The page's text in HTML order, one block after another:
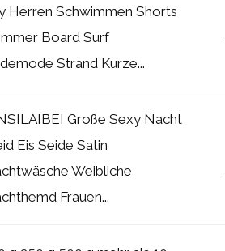
Herren Schwimmen Shorts
Board Surf
Strand Kurze...
Große Sexy Nacht
Eis Seide Satin
Weibliche
Frauen...